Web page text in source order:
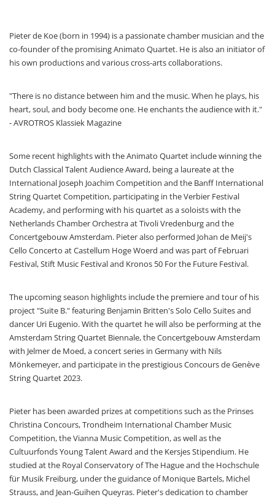
Pieter de Koe (born in 1994) is a passionate chamber musician and the
co-founder of the promising Animato Quartet. He is also an initiator of
his own productions and various cross-arts collaborations.
"There is no distance between him and the music. When he plays, his
heart, soul, and body become one. He enchants the audience with it."
- AVROTROS Klassiek Magazine
Some recent highlights with the Animato Quartet include winning the
Dutch Classical Talent Audience Award, being a laureate at the
International Joseph Joachim Competition and the Banff International
String Quartet Competition, participating in the Verbier Festival
Academy, and performing with his quartet as a soloists with the
Netherlands Chamber Orchestra at Tivoli Vredenburg and the
Concertgebouw Amsterdam. Pieter also performed Johan de Meij's
Cello Concerto at Castellum Hoge Woerd and was part of Februari
Festival, Stift Music Festival and Kronos 50 For the Future Festival.
The upcoming season highlights include the premiere and tour of his
project "Suite B." featuring Benjamin Britten's Solo Cello Suites and
dancer Uri Eugenio. With the quartet he will also be performing at the
Amsterdam String Quartet Biennale, the Concertgebouw Amsterdam
with Jelmer de Moed, a concert series in Germany with Nils
Mönkemeyer, and participate in the prestigious Concours de Genève
String Quartet 2023.
Pieter has been awarded prizes at competitions such as the Prinses
Christina Concours, Trondheim International Chamber Music
Competition, the Vianna Music Competition, as well as the
Cultuurfonds Young Talent Award and the Kersjes Stipendium. He
studied at the Royal Conservatory of The Hague and the Hochschule
für Musik Freiburg, under the guidance of Monique Bartels, Michel
Strauss, and Jean-Guihen Queyras. Pieter's dedication to chamber